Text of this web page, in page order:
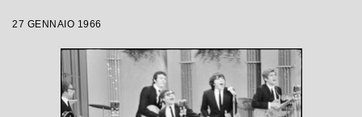
27 GENNAIO 1966